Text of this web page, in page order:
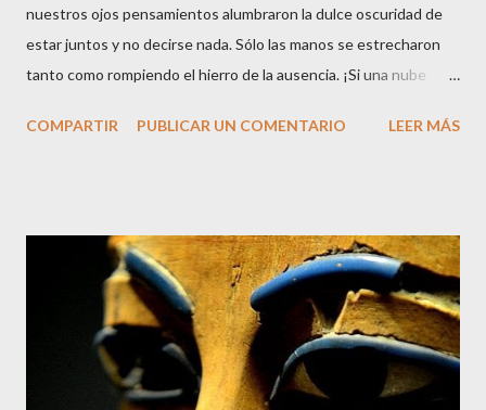
nuestros ojos pensamientos alumbraron la dulce oscuridad de
estar juntos y no decirse nada. Sólo las manos se estrecharon
tanto como rompiendo el hierro de la ausencia. ¡Si una nube
asalto clarísimo, presente, de tu persona sobre los paisajes que
COMPARTIR PUBLICAR UN COMENTARIO LEER MÁS